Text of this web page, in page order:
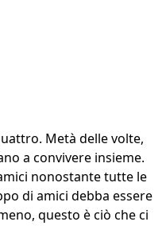
Metà delle volte,
a convivere insieme.
nonostante tutte le
di amici debba essere
questo è ciò che ci